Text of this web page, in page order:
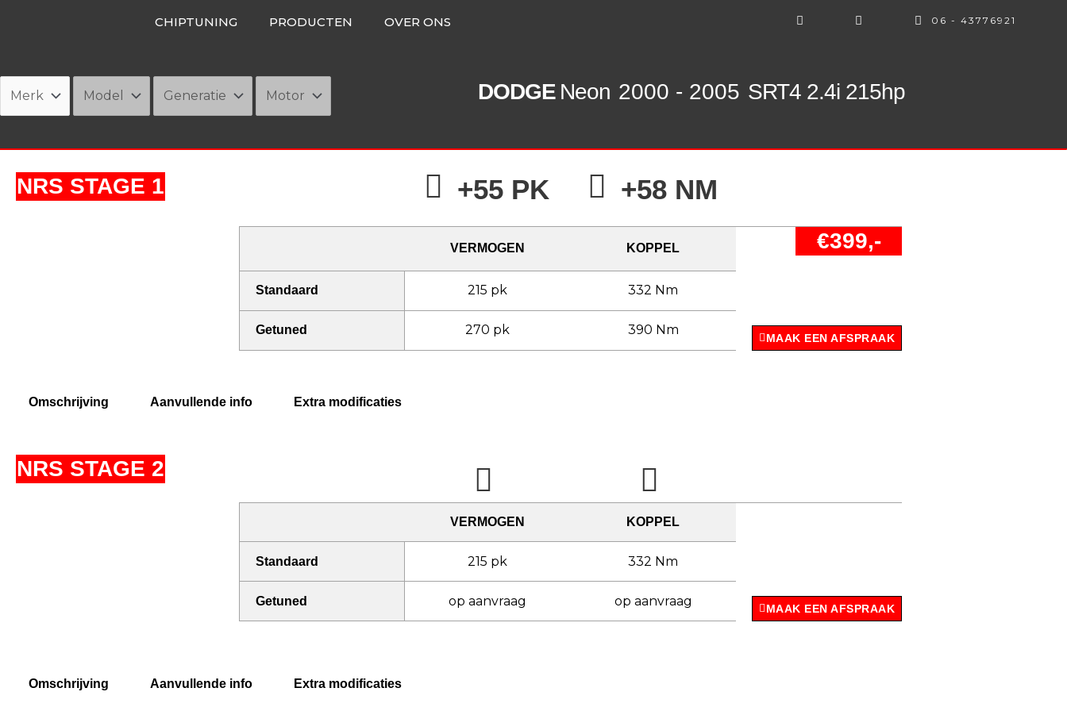
CHIPTUNING PRODUCTEN OVER ONS 06 - 43776921
DODGE Neon 2000 - 2005 SRT4 2.4i 215hp
NRS STAGE 1 +55 PK +58 NM
VERMOGEN KOPPEL €399,-
Standaard 215 pk 332 Nm
Getuned 270 pk 390 Nm
MAAK EEN AFSPRAAK
Omschrijving Aanvullende info Extra modificaties
NRS STAGE 2
VERMOGEN KOPPEL
Standaard 215 pk 332 Nm
Getuned op aanvraag op aanvraag
MAAK EEN AFSPRAAK
Omschrijving Aanvullende info Extra modificaties